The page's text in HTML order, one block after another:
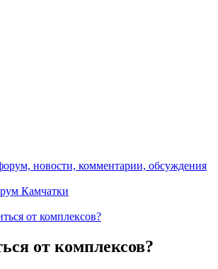
новости, комментарии, обсуждения
Камчатки
от комплексов?
от комплексов?